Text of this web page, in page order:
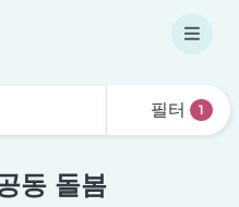
필터 1
동 돌봄